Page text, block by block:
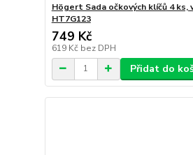
Högert Sada očkových klíčů 4 ks,
HT7G123
749 Kč
619 Kč bez DPH
Přidat do